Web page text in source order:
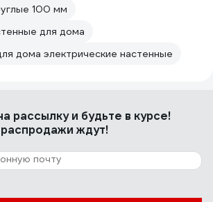
100 мм
для дома
дома электрические настенные
рассылкуи будьте в курсе!
ждут!